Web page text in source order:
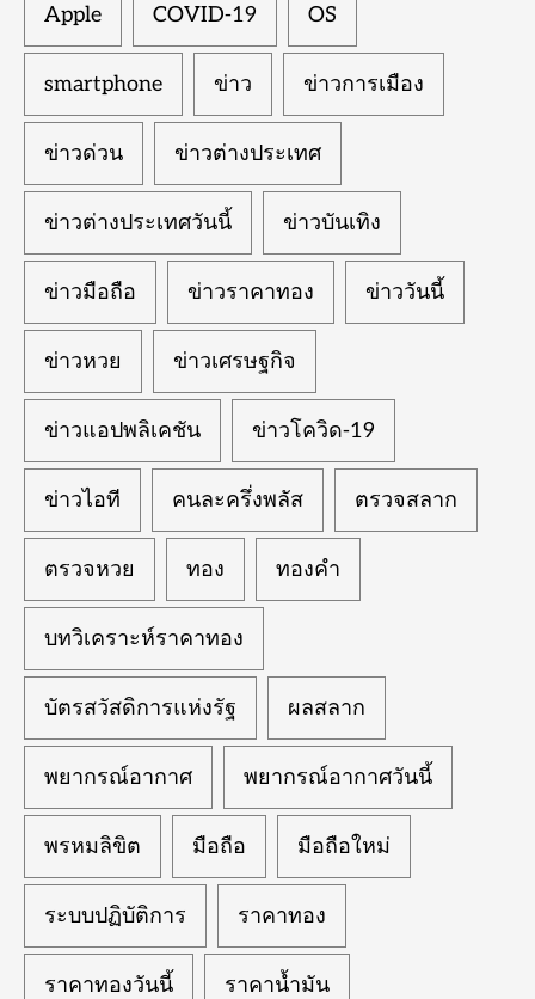
Apple COVID-19 OS
smartphone ข่าว ข่าวการเมือง
ข่าวด่วน ข่าวต่างประเทศ
ข่าวต่างประเทศวันนี้ ข่าวบันเทิง
ข่าวมือถือ ข่าวราคาทอง ข่าววันนี้
ข่าวหวย ข่าวเศรษฐกิจ
ข่าวแอปพลิเคชัน ข่าวโควิด-19
ข่าวไอที คนละครึ่งพลัส ตรวจสลาก
ตรวจหวย ทอง ทองคำ
บทวิเคราะห์ราคาทอง
บัตรสวัสดิการแห่งรัฐ ผลสลาก
พยากรณ์อากาศ พยากรณ์อากาศวันนี้
พรหมลิขิต มือถือ มือถือใหม่
ระบบปฏิบัติการ ราคาทอง
ราคาทองวันนี้ ราคาน้ำมัน